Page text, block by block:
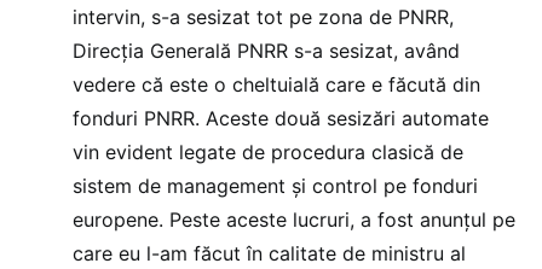
intervin, s-a sesizat tot pe zona de PNRR,
Direcţia Generală PNRR s-a sesizat, având
vedere că este o cheltuială care e făcută din
fonduri PNRR. Aceste două sesizări automate
vin evident legate de procedura clasică de
sistem de management şi control pe fonduri
europene. Peste aceste lucruri, a fost anunţul pe
care eu l-am făcut în calitate de ministru al